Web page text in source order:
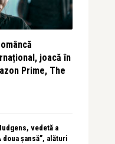
joacă în
Prime, The
vedetă a
șansă”, alături